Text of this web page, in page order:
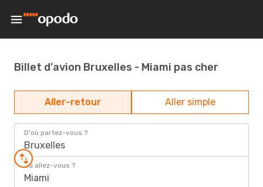
Billet d'avion Bruxelles - Miami pas cher
Aller-retour Aller simple
D'où partez-vous ?
Bruxelles
Où allez-vous ?
Miami